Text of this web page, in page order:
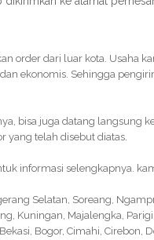
order dari luar kota. Usaha
ekonomis. Sehingga
bisa juga datang langsung
yang telah disebut diatas.
informasi selengkapnya.
Selatan, Soreang,
Kuningan, Majalengka, Parigi,
Bogor, Cimahi, Cirebon,